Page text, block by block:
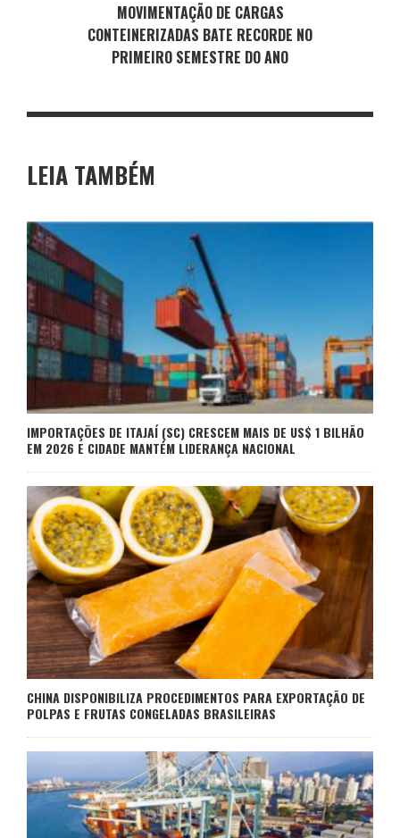
MOVIMENTAÇÃO DE CARGAS
CONTEINERIZADAS BATE RECORDE NO
PRIMEIRO SEMESTRE DO ANO
LEIA TAMBÉM
IMPORTAÇÕES DE ITAJAÍ (SC) CRESCEM MAIS DE US$ 1 BILHÃO
EM 2026 E CIDADE MANTÉM LIDERANÇA NACIONAL
CHINA DISPONIBILIZA PROCEDIMENTOS PARA EXPORTAÇÃO DE
POLPAS E FRUTAS CONGELADAS BRASILEIRAS